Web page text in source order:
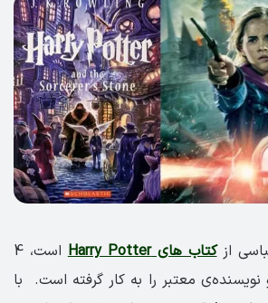
ازکتاب های Harry Potter
است، 4
معتبر را به کار گرفته است. با